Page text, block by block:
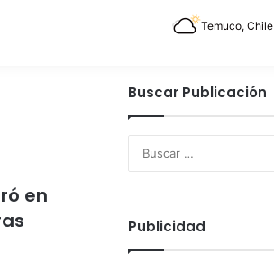
Temuco, Chile
en
Buscar Publicación
Publicidad